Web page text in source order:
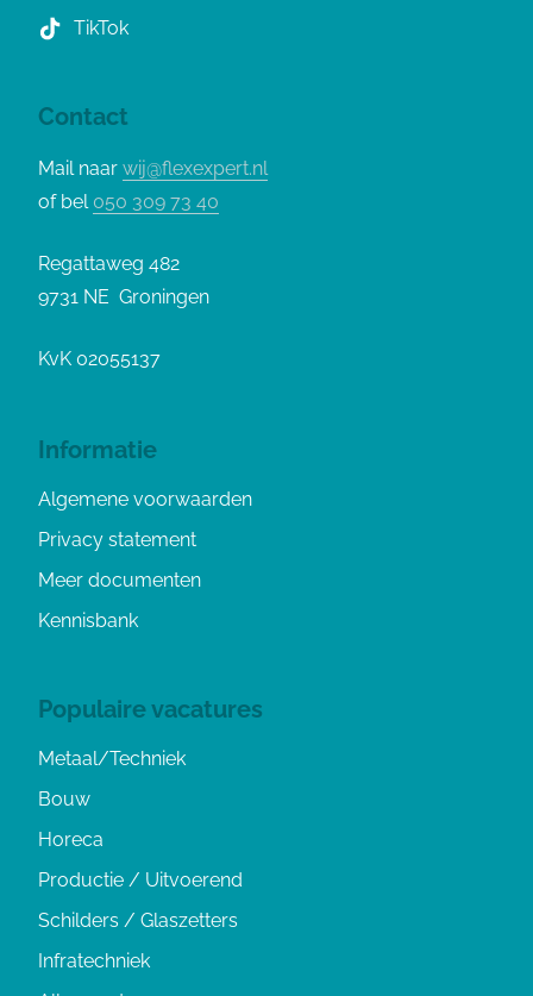
TikTok
Contact
Mail naar wij@flexexpert.nl
of bel 050 309 73 40
Regattaweg 482
9731 NE Groningen
KvK 02055137
Informatie
Algemene voorwaarden
Privacy statement
Meer documenten
Kennisbank
Populaire vacatures
Metaal/Techniek
Bouw
Horeca
Productie / Uitvoerend
Schilders / Glaszetters
Infratechniek